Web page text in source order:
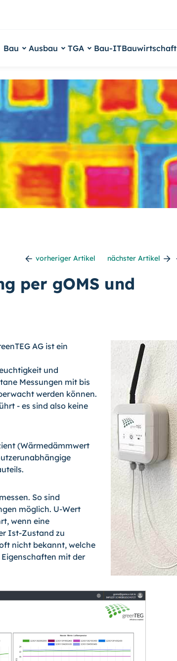
Bau Ausbau TGA Bau-ITBauwirtschaft
vorheriger Artikel nächster Artikel
per gOMS und
AG ist ein
und
Messungen mit bis
werden können.
- es sind also keine
(Wärmedämmwert
So sind
möglich. U-Wert
wenn eine
Ist-Zustand zu
nicht bekannt, welche
mit der